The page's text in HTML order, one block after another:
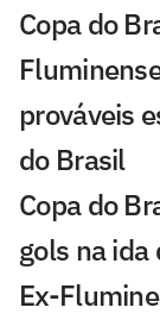
Copa do
prováveis
do Brasil
Copa do
gols na ida
Ex-